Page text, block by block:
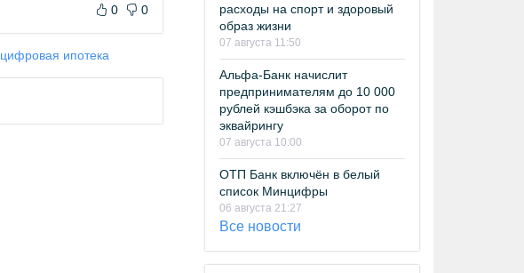
0 0
цифровая ипотека
расходы на спорт и здоровый
образ жизни
07 августа 11:50
Альфа-Банк начислит
предпринимателям до 10 000
рублей кэшбэка за оборот по
эквайрингу
07 августа 10:00
ОТП Банк включён в белый
список Минцифры
06 августа 21:27
Все новости